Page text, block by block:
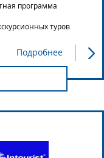
программа
туров
Подробнее